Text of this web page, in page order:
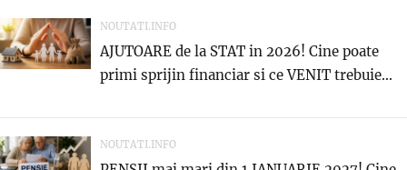
NOUTATI.INFO
AJUTOARE de la STAT in 2026! Cine poate
primi sprijin financiar si ce VENIT trebuie...
NOUTATI.INFO